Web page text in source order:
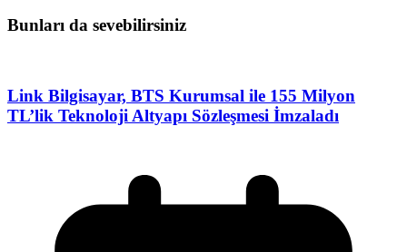
Bunları da sevebilirsiniz
Link Bilgisayar, BTS Kurumsal ile 155 Milyon
TL’lik Teknoloji Altyapı Sözleşmesi İmzaladı